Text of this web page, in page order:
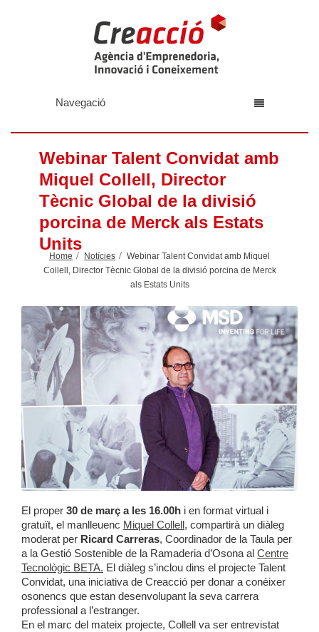
Navegació
Webinar Talent Convidat amb
Miquel Collell, Director
Tècnic Global de la divisió
porcina de Merck als Estats
Units
Home Notícies
Webinar Talent Convidat amb Miquel
Collell, Director Tècnic Global de la divisió porcina de Merck
als Estats Units
El proper 30 de març a les 16.00h i en format virtual i
gratuït, el manlleuenc Miquel Collell, compartirà un diàleg
moderat per Ricard Carreras, Coordinador de la Taula per
a la Gestió Sostenible de la Ramaderia d’Osona al Centre
Tecnològic BETA. El diàleg s’inclou dins el projecte Talent
Convidat, una iniciativa de Creacció per donar a conèixer
osonencs que estan desenvolupant la seva carrera
professional a l’estranger.
En el marc del mateix projecte, Collell va ser entrevistat